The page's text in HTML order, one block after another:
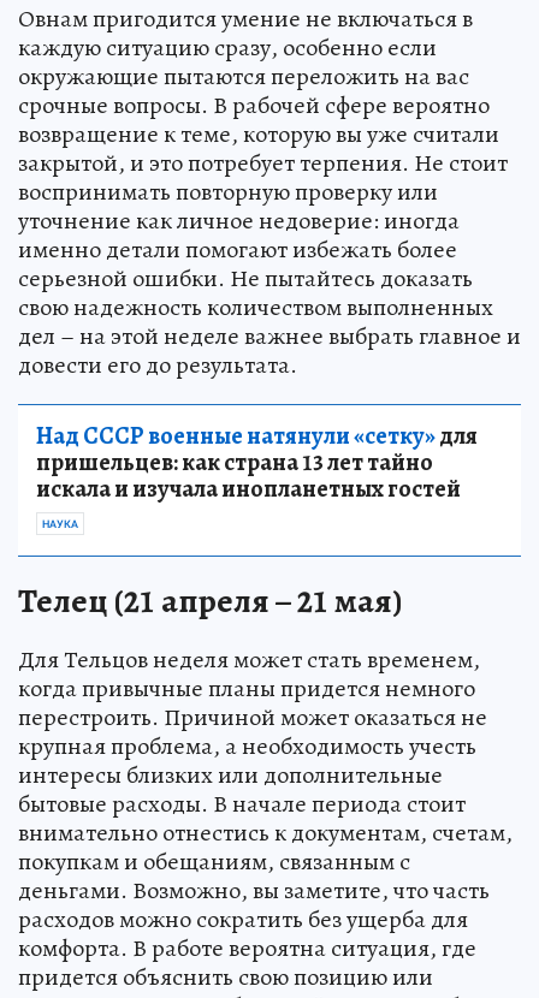
Овнам пригодится умение не включаться в
каждую ситуацию сразу, особенно если
окружающие пытаются переложить на вас
срочные вопросы. В рабочей сфере вероятно
возвращение к теме, которую вы уже считали
закрытой, и это потребует терпения. Не стоит
воспринимать повторную проверку или
уточнение как личное недоверие: иногда
именно детали помогают избежать более
серьезной ошибки. Не пытайтесь доказать
свою надежность количеством выполненных
дел – на этой неделе важнее выбрать главное и
довести его до результата.
Над СССР военные натянули «сетку»для
пришельцев: как страна 13 лет тайно
искала и изучала инопланетных гостей
НАУКА
Телец (21 апреля – 21 мая)
Для Тельцов неделя может стать временем,
когда привычные планы придется немного
перестроить. Причиной может оказаться не
крупная проблема, а необходимость учесть
интересы близких или дополнительные
бытовые расходы. В начале периода стоит
внимательно отнестись к документам, счетам,
покупкам и обещаниям, связанным с
деньгами. Возможно, вы заметите, что часть
расходов можно сократить без ущерба для
комфорта. В работе вероятна ситуация, где
придется объяснить свою позицию или